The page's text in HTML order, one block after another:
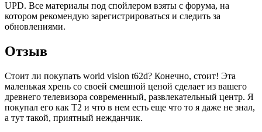
UPD. Все материалы под спойлером взяты с форума, на
котором рекомендую зарегистрироваться и следить за
обновлениями.
Отзыв
Стоит ли покупать world vision t62d? Конечно, стоит! Эта
маленькая хрень со своей смешной ценой сделает из вашего
древнего телевизора современный, развлекательный центр. Я
покупал его как Т2 и что в нем есть еще что то я даже не знал,
а тут такой, приятный нежданчик.